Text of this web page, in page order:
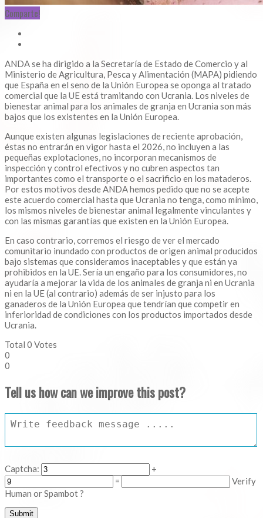
Comparte!
ANDA se ha dirigido a la Secretaría de Estado de Comercio y al
Ministerio de Agricultura, Pesca y Alimentación (MAPA) pidiendo
que España en el seno de la Unión Europea se oponga al tratado
comercial que la UE está tramitando con Ucrania. Los niveles de
bienestar animal para los animales de granja en Ucrania son más
bajos que los existentes en la Unión Europea.
Aunque existen algunas legislaciones de reciente aprobación,
éstas no entrarán en vigor hasta el 2026, no incluyen a las
pequeñas explotaciones, no incorporan mecanismos de
inspección y control efectivos y no cubren aspectos tan
importantes como el transporte o el sacrificio en los mataderos.
Por estos motivos desde ANDA hemos pedido que no se acepte
este acuerdo comercial hasta que Ucrania no tenga, como mínimo,
los mismos niveles de bienestar animal legalmente vinculantes y
con las mismas garantías que existen en la Unión Europea.
En caso contrario, corremos el riesgo de ver el mercado
comunitario inundado con productos de origen animal producidos
bajo sistemas que consideramos inaceptables y que están ya
prohibidos en la UE. Sería un engaño para los consumidores, no
ayudaría a mejorar la vida de los animales de granja ni en Ucrania
ni en la UE (al contrario) además de ser injusto para los
ganaderos de la Unión Europea que tendrían que competir en
inferioridad de condiciones con los productos importados desde
Ucrania.
Total 0 Votes
0
0
Tell us how can we improve this post?
Captcha:
+
=
Verify
Human or Spambot ?